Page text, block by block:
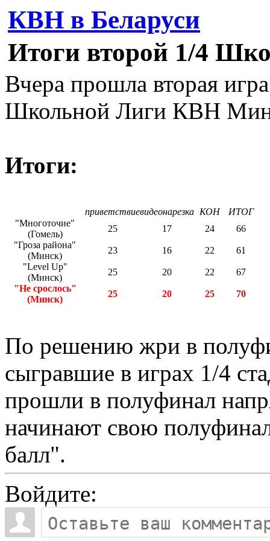
КВН в Беларуси
Итоги второй 1/4
Вчера прошла вторая
Школьной Лиги КВН
Итоги:
приветствиевидеонарезка КОН
ИТОГ
"Многоточие"
(Гомель)
25 17 24
66
"Гроза района"
(Минск)
23 16 22
61
"Level Up"
(Минск)
25 20 22
67
"Не срослось"
(Минск)
25 20 25 70
По решению жри в
сыгравшие в играх 1/4
прошли в полуфинал
начинают свою
балл".
Войдите: